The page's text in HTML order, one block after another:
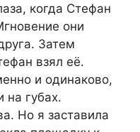
когда Стефан
они
Затем
взял её.
и одинаково,
на губах.
Но я заставила